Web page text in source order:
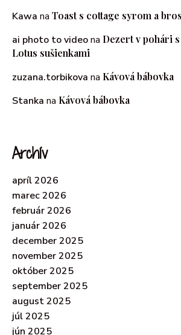
Kawa na Toast s cottage syrom a
ai photo to videona Dezert v pohári
Lotus sušienkami
zuzana.torbikova na Kávová bábovka
Stanka na Kávová bábovka
Archív
apríl 2026
marec 2026
február 2026
január 2026
december 2025
november 2025
október 2025
september 2025
august 2025
júl 2025
jún 2025